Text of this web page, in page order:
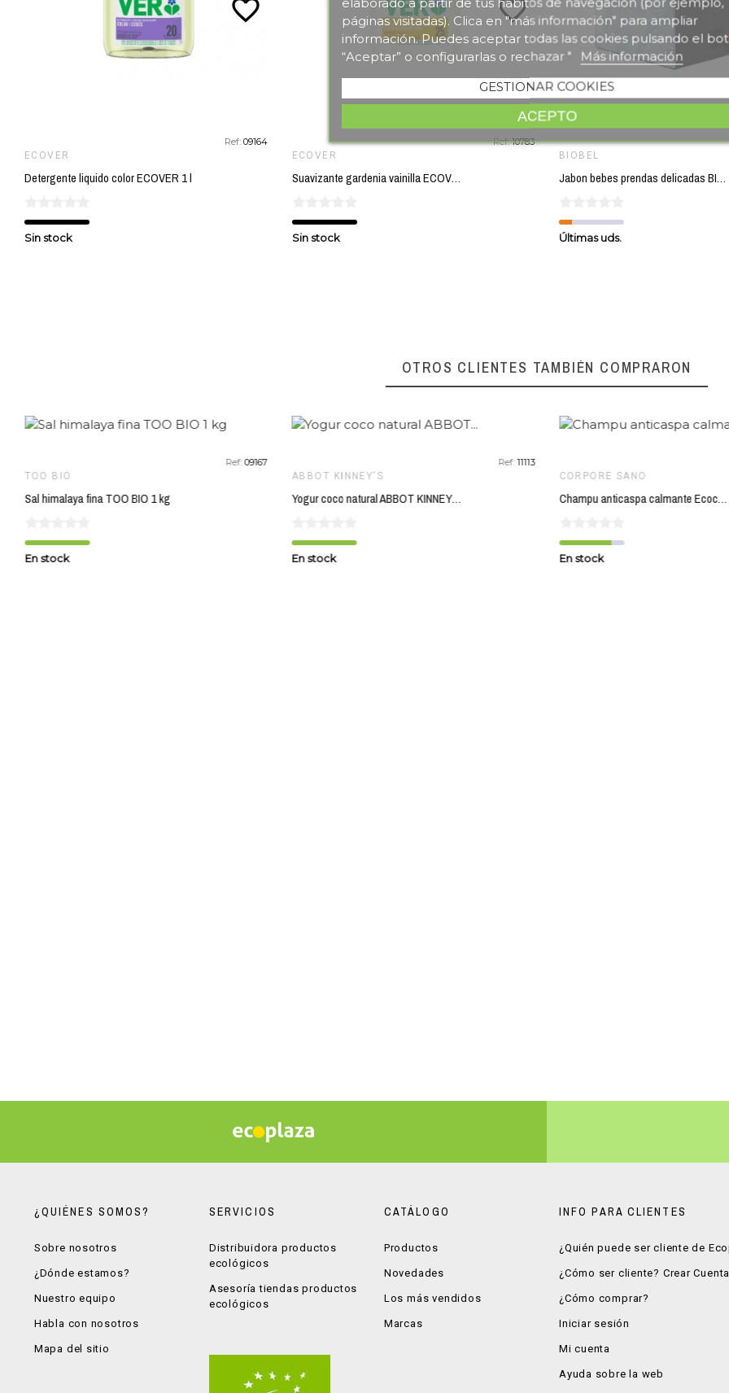
páginas visitadas). Clica en "más información" para ampliar
información. Puedes aceptar todas las cookies pulsando el
“Aceptar” o configurarlas o rechazar "
Más información
GESTIONAR COOKIES
ACEPTO
Ref: 09164
ECOVER
Detergente liquido color ECOVER 1 l
Sin stock
favorite_border
Ref:10783
ECOVER
Suavizante gardenia vainilla ECOVER 750 ml
Sin stock
favorite_border
BIOBEL
Jabon bebes prendas delicadas BIOBEL 20 l
Últimas uds.
OTROS CLIENTES TAMBIÉN COMPRARON
Ref:09167
TOO BIO
Sal himalaya fina TOO BIO 1 kg
En stock
Ref:11113
ABBOT KINNEY'S
Yogur coco natural ABBOT KINNEY'S 350 gr
En stock
CORPORE SANO
Champu anticaspa calmante Ecocert CORPORE SANO 300 ml BIO
En stock
¿QUIÉNES SOMOS?
Sobre nosotros
¿Dónde estamos?
Nuestro equipo
Habla con nosotros
Mapa del sitio
SERVICIOS
Distribuidora productos
ecológicos
Asesoría tiendas productos
ecológicos
CATÁLOGO
Productos
Novedades
Los más vendidos
Marcas
INFO PARA CLIENTES
¿Quién puede ser cliente de
¿Cómo ser cliente? Crear Cuenta
¿Cómo comprar?
Iniciar sesión
Mi cuenta
Ayuda sobre la web